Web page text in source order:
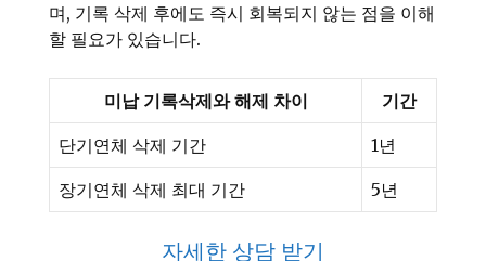
며, 기록 삭제 후에도 즉시 회복되지 않는 점을 이해
할 필요가 있습니다.
미납 기록삭제와 해제 차이 기간
단기연체 삭제 기간 1년
장기연체 삭제 최대 기간 5년
자세한 상담 받기